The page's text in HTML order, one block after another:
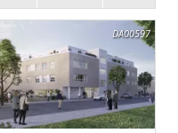
DA00597